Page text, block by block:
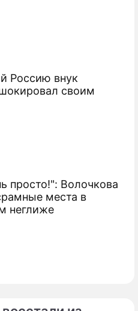
Россию внук
своим
просто!": Волочкова
места в
неглиже